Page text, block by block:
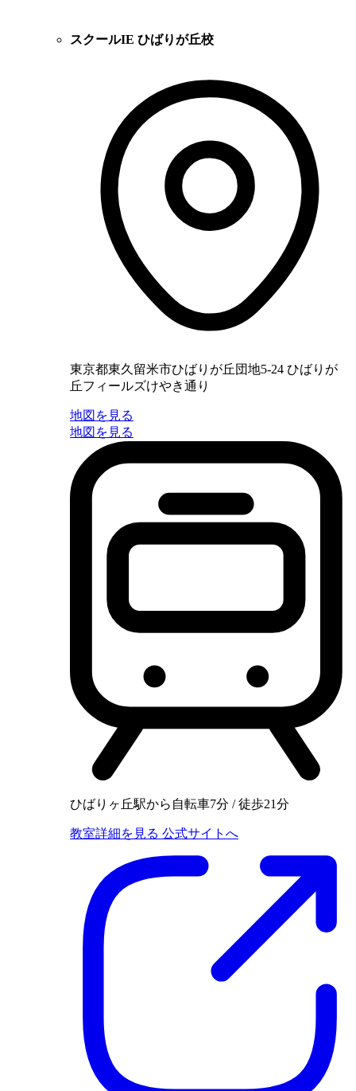
スクールIE ひばりが丘校
東京都東久留米市ひばりが丘団地5-24 ひばりが
丘フィールズけやき通り
地図を見る
地図を見る
ひばりヶ丘駅から自転車7分 / 徒歩21分
教室詳細を見る 公式サイトへ